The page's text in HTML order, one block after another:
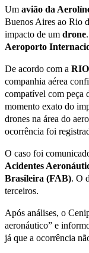
Um avião da
Buenos Aires ao Rio
impacto de um drone
Aeroporto
De acordo com a
companhia aérea
compatível com peça
momento exato do
drones na área do
ocorrência foi
O caso foi
Acidentes
Brasileira (FAB). O
terceiros.
Após análises, o
aeronáutico” e
já que a ocorrência